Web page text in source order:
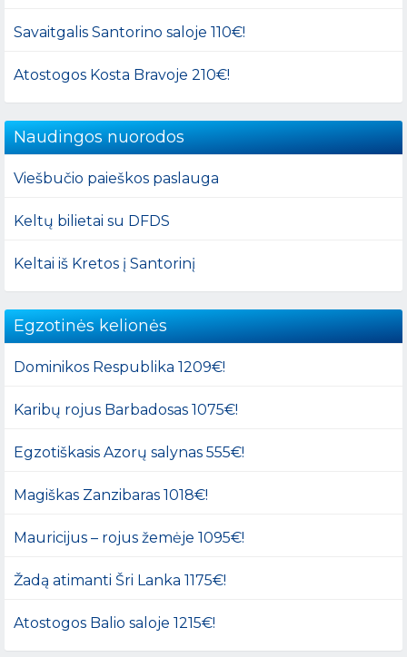
Savaitgalis Santorino saloje 110€!
Atostogos Kosta Bravoje 210€!
Naudingos nuorodos
Viešbučio paieškos paslauga
Keltų bilietai su DFDS
Keltai iš Kretos į Santorinį
Egzotinės kelionės
Dominikos Respublika 1209€!
Karibų rojus Barbadosas 1075€!
Egzotiškasis Azorų salynas 555€!
Magiškas Zanzibaras 1018€!
Mauricijus – rojus žemėje 1095€!
Žadą atimanti Šri Lanka 1175€!
Atostogos Balio saloje 1215€!